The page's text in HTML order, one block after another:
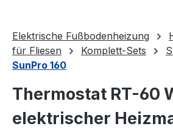
Elektrische Fußbodenheizung
für Fliesen
Komplett-Sets
SunPro 160
Thermostat RT-60
elektrischer